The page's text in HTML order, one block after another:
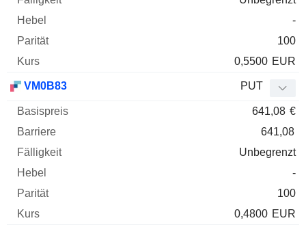
-
100
0,5500 EUR
VM0B83 PUT
641,08 €
641,08
Unbegrenzt
-
100
0,4800 EUR